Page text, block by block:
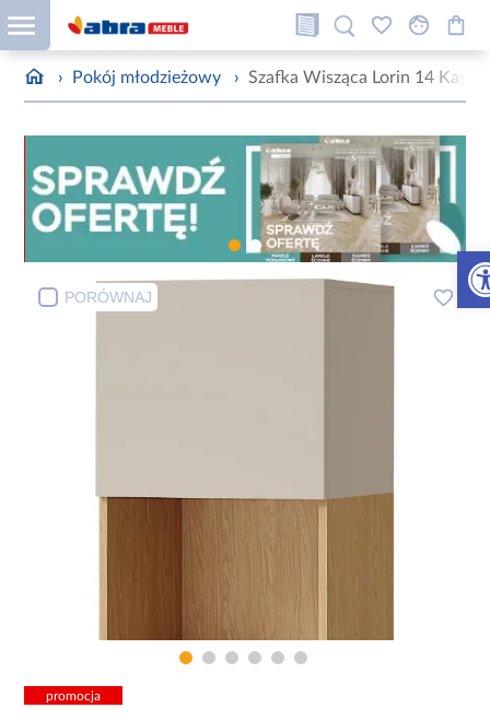
› Pokój młodzieżowy › Szafka Wisząca Lorin 14
PORÓWNAJ
promocja